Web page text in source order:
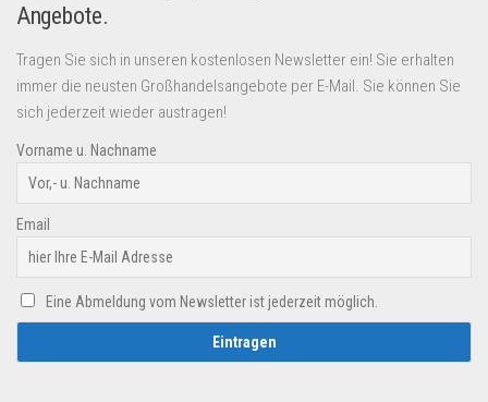
Angebote.
Tragen Sie sich in unseren kostenlosen Newsletter ein! Sie erhalten
immer die neusten Großhandelsangebote per E-Mail. Sie können Sie
sich jederzeit wieder austragen!
Vorname u. Nachname
Email
Eine Abmeldung vom Newsletter ist jederzeit möglich.